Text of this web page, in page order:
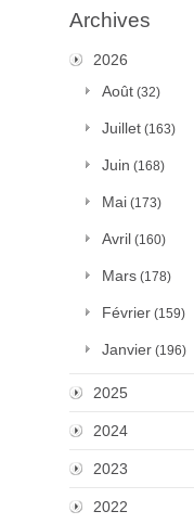
Archives
2026
Août (32)
Juillet (163)
Juin (168)
Mai (173)
Avril (160)
Mars (178)
Février (159)
Janvier (196)
2025
2024
2023
2022